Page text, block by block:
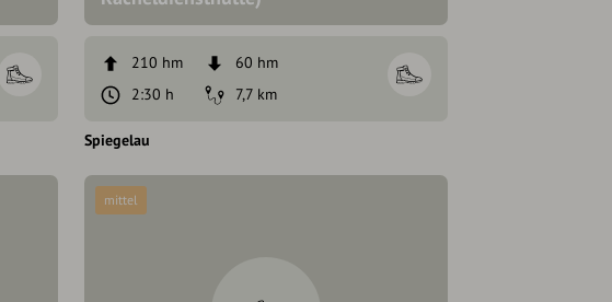
210 hm
60 hm
2:30 h
7,7 km
Spiegelau
mittel